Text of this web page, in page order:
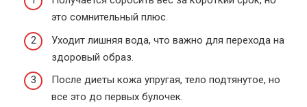
это сомнительный плюс.
Уходит лишняя вода, что важно для перехода на
здоровый образ.
После диеты кожа упругая, тело подтянутое, но
все это до первых булочек.